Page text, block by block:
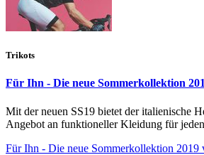
Trikots
Für Ihn - Die neue Sommerkollektion
Mit der neuen SS19 bietet der italienische
Angebot an funktioneller Kleidung für
Für Ihn - Die neue Sommerkollektion 2019